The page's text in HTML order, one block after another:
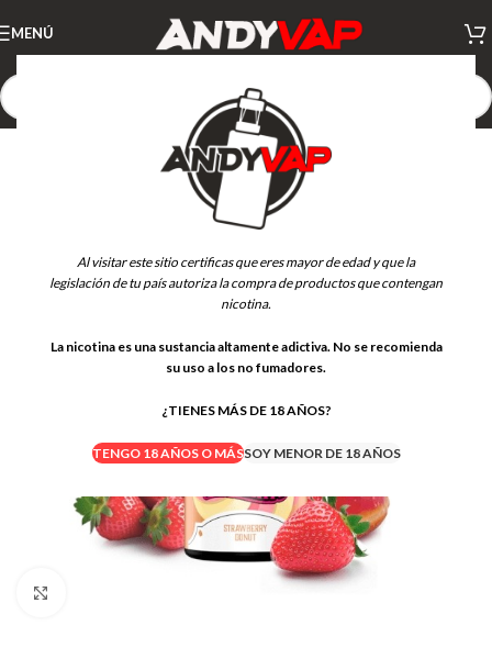
Al visitar este sitio certificas que eres mayor de edad y que la
legislación de tu país autoriza la compra de productos que contengan
nicotina.
La nicotina es una sustancia altamente adictiva. No se recomienda
su uso a los no fumadores.
¿TIENES MÁS DE 18 AÑOS?
TENGO 18 AÑOS O MÁSSOY MENOR DE 18 AÑOS
MENÚ